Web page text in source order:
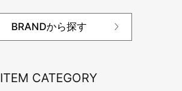
BRANDから探す
ITEM CATEGORY